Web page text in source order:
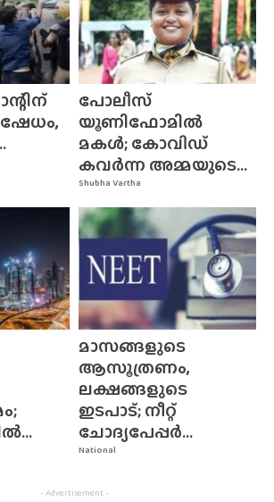
Shubha Vartha
പോലീസ്
യൂണിഫോമിൽ
മകൾ; കോവിഡ്
കവർന്ന അമ്മയുടെ...
National
മാസങ്ങളുടെ
ആസൂത്രണം,
ലക്ഷങ്ങളുടെ
ഇടപാട്; നീറ്റ്
ചോദ്യപേപ്പർ...
- Advertisement -